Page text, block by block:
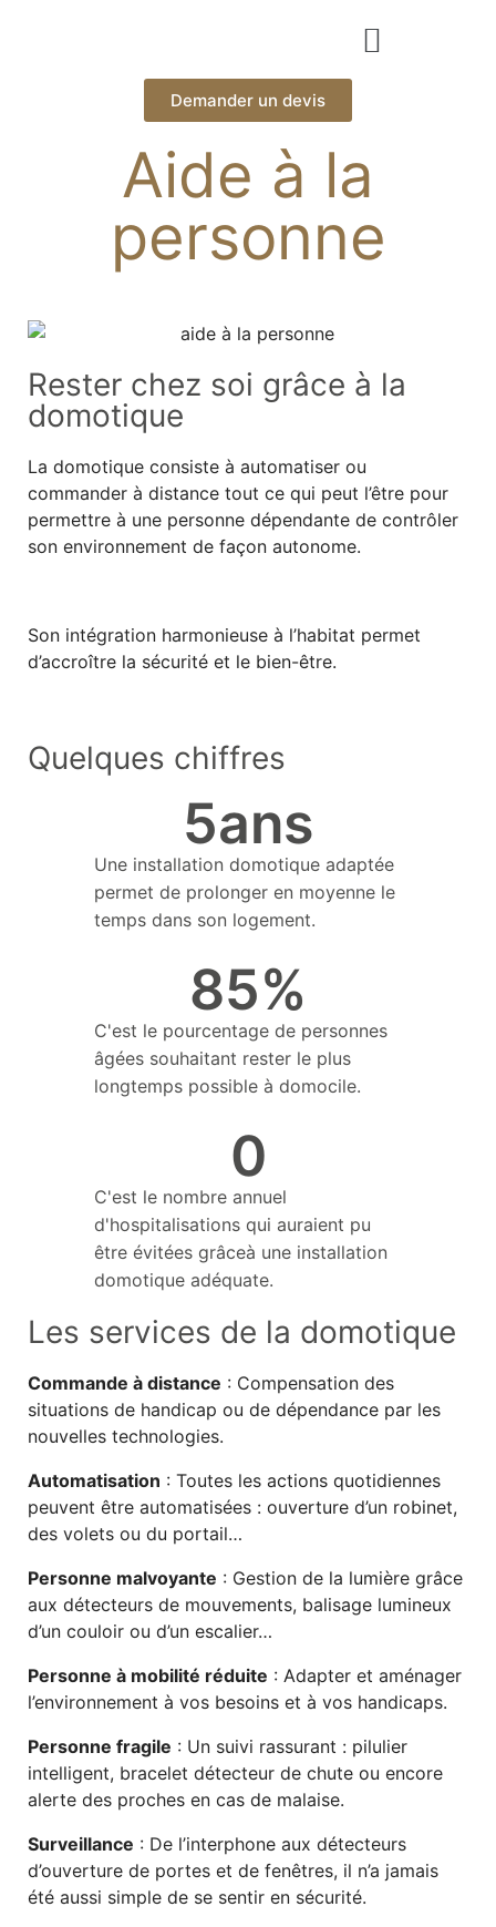
Demander un devis
Aide à la
personne
Rester chez soi grâce à la
domotique
La domotique consiste à automatiser ou
commander à distance tout ce qui peut l’être pour
permettre à une personne dépendante de contrôler
son environnement de façon autonome.
Son intégration harmonieuse à l’habitat permet
d’accroître la sécurité et le bien-être.
Quelques chiffres
Une installation domotique adaptée
permet de prolonger en moyenne le
temps dans son logement.
5ans
C'est le pourcentage de personnes
âgées souhaitant rester le plus
longtemps possible à domocile.
85%
C'est le nombre annuel
d'hospitalisations qui auraient pu
être évitées grâceà une installation
domotique adéquate.
0
Les services de la domotique
Commande à distance : Compensation des
situations de handicap ou de dépendance par les
nouvelles technologies.
Automatisation : Toutes les actions quotidiennes
peuvent être automatisées : ouverture d’un robinet,
des volets ou du portail…
Personne malvoyante : Gestion de la lumière grâce
aux détecteurs de mouvements, balisage lumineux
d’un couloir ou d’un escalier…
Personne à mobilité réduite : Adapter et aménager
l’environnement à vos besoins et à vos handicaps.
Personne fragile : Un suivi rassurant : pilulier
intelligent, bracelet détecteur de chute ou encore
alerte des proches en cas de malaise.
Surveillance : De l’interphone aux détecteurs
d’ouverture de portes et de fenêtres, il n’a jamais
été aussi simple de se sentir en sécurité.